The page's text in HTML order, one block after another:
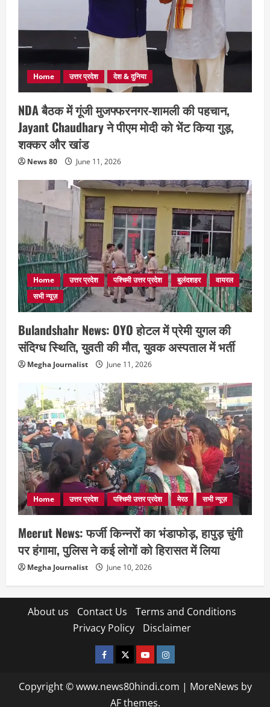
Home उत्तर प्रदेश देश & दुनिया
NDA बैठक में गूंजी मुजफ्फरनगर-शामली की पहचान,
Jayant Chaudhary ने पीएम मोदी को भेंट किया गुड़,
शक्कर और खांड
News 80 June 11, 2026
Home उत्तर प्रदेश पश्चिमी उत्तर प्रदेश बुलंदशहर
वायरल
सभी न्यूज़
Bulandshahr News: OYO होटल में प्रेमी युगल की
संदिग्ध स्थिति, युवती की मौत, युवक अस्पताल में भर्ती
Megha Journalist June 11, 2026
Home उत्तर प्रदेश पश्चिमी उत्तर प्रदेश मेरठ सभी न्यूज़
Meerut News: फर्जी किन्नरों का भंडाफोड़, हापुड़ चुंगी
पर हंगामा, पुलिस ने कई लोगों को हिरासत में लिया
Megha Journalist June 10, 2026
About us Contact Us
Terms and Conditions
Privacy Policy
Disclaimer
facebooktwitterYOUTUBE
instagram
Copyright © www.news80hindi.com | MoreNews by
AF themes.